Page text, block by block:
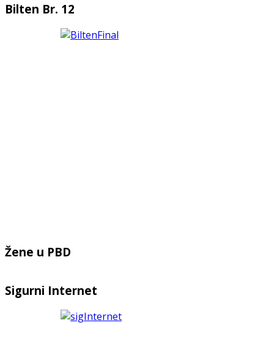
Bilten Br. 12
Žene u PBD
Sigurni Internet